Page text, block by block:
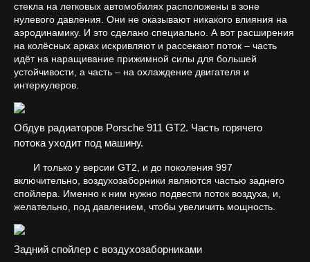
стекла на легковых автомобилях расположены в зоне
нулевого давления. Они не оказывают никакого влияния на
аэродинамику. И это сделано специально. А вот расширения
на колёсных арках искривляют и рассекают поток – часть
идёт на наращивание прижимной силы для большей
устойчивости, а часть – на охлаждение двигателя и
интеркулеров.
Обдув радиаторов Porsche 911 GT2. Часть горячего
потока уходит под машину.
И только у версии GT2, и до поколения 997
включительно, воздухозаборники являются частью заднего
спойлера. Именно к ним нужно подвести поток воздуха, и,
желательно, под давлением, чтобы увеличить мощность.
Задний спойлер с воздухозаборниками